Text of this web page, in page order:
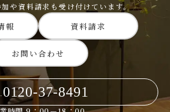
や資料請求も受け付けています。
報 資料請求
お問い合わせ
0120-37-8491